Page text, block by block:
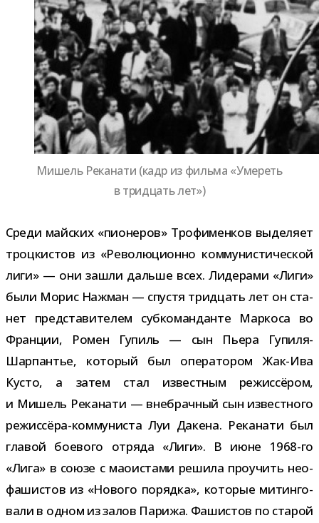
Мишель Реканати (кадр из фильма «Умереть
в трид­цать лет»)
Среди май­ских «пио­не­ров» Трофименков выде­ляет
троц­ки­стов из «Революционно ком­му­ни­сти­че­ской
лиги» — они зашли дальше всех. Лидерами «Лиги»
были Морис Нажман — спу­стя трид­цать лет он ста­
нет пред­ста­ви­те­лем суб­ко­ман­данте Маркоса во
Франции, Ромен Гупиль — сын Пьера Гупиля-​
Шарпантье, кото­рый был опе­ра­то­ром Жак-​Ива
Кусто, а затем стал извест­ным режис­сё­ром,
и Мишель Реканати — вне­брач­ный сын извест­ного
режиссёра-​коммуниста Луи Дакена. Реканати был
гла­вой бое­вого отряда «Лиги». В июне 1968-​го
«Лига» в союзе с мао­и­стами решила про­учить нео­
фа­ши­стов из «Нового порядка», кото­рые митин­го­
вали в одном из залов Парижа. Фашистов по ста­рой